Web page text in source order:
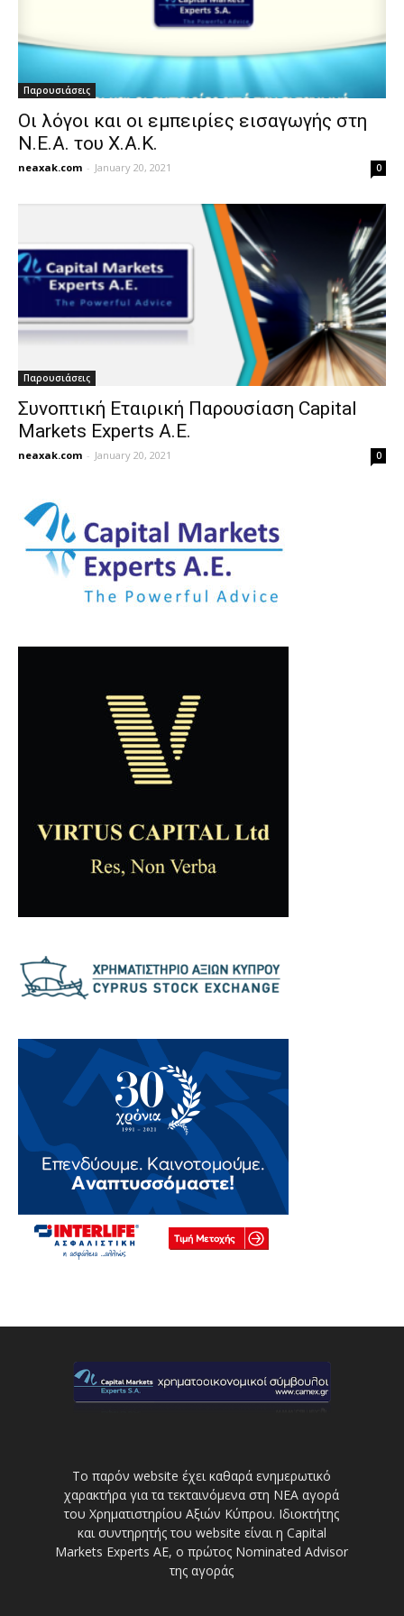
Παρουσιάσεις
Οι λόγοι και οι εμπειρίες εισαγωγής στη
Ν.Ε.Α. του Χ.Α.Κ.
neaxak.com - January 20, 2021 0
Παρουσιάσεις
Συνοπτική Εταιρική Παρουσίαση Capital
Markets Experts A.E.
neaxak.com - January 20, 2021 0
Το παρόν website έχει καθαρά ενημερωτικό
χαρακτήρα για τα τεκταινόμενα στη ΝΕΑ αγορά
του Χρηματιστηρίου Αξιών Κύπρου. Ιδιοκτήτης
και συντηρητής του website είναι η Capital
Markets Experts AE, ο πρώτος Nominated Advisor
της αγοράς